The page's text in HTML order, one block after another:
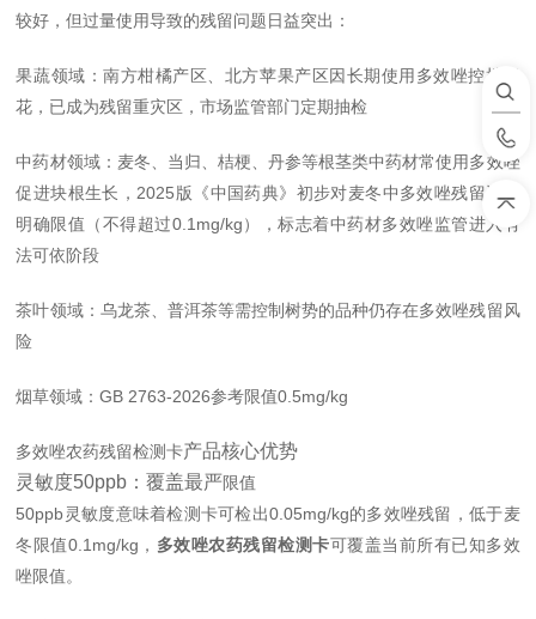
较好，但过量使用导致的残留问题日益突出：
果蔬领域：南方柑橘产区、北方苹果产区因长期使用多效唑控梢促
花，已成为残留重灾区，市场监管部门定期抽检
中药材领域：麦冬、当归、桔梗、丹参等根茎类中药材常使用多效唑
促进块根生长，2025版《中国药典》 初步对麦冬中多效唑残留设定
明确限值（不得超过0.1mg/kg），标志着中药材多效唑监管进入有
法可依阶段
茶叶领域：乌龙茶、普洱茶等需控制树势的品种仍存在多效唑残留风
险
烟草领域：GB 2763-2026参考限值0.5mg/kg
多效唑农药残留检测卡产品核心优势
灵敏度50ppb：覆盖最严限值
50ppb灵敏度意味着检测卡可检出0.05mg/kg的多效唑残留，低于麦
冬 限值0.1mg/kg， 多效唑农药残留检测卡可覆盖当前所有已知多效
唑限值。